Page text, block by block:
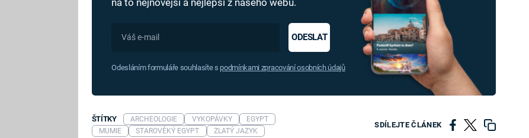
ODESLAT
Odesláním formuláře souhlasíte s podmínkami zpracování osobních údajů
SDÍLEJTE ČLÁNEK
ŠTÍTKY ARCHEOLOGIE VYKOPÁVKY
EGYPT
MUMIE
STAROVĚKÝ EGYPT ZLATÝ JAZYK